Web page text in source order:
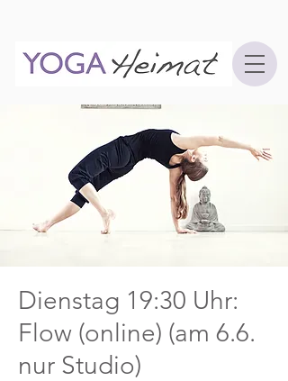
Dienstag 19:30 Uhr:
Flow (online) (am 6.6.
nur Studio)